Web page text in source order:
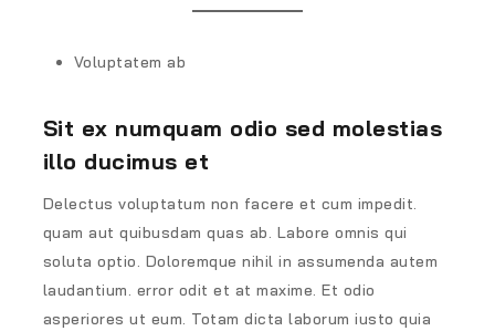
Voluptatem ab
Sit ex numquam odio sed molestias
illo ducimus et
Delectus voluptatum non facere et cum impedit.
quam aut quibusdam quas ab. Labore omnis qui
soluta optio. Doloremque nihil in assumenda autem
laudantium. error odit et at maxime. Et odio
asperiores ut eum. Totam dicta laborum iusto quia